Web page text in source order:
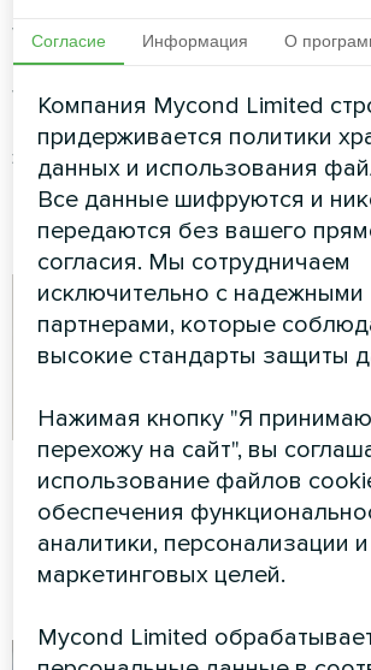
устойчивого отопления
безупречно независимо от
условий, обеспечивая
постоянный комфорт и
энергию.
См. также
Апартаменты
Термостат для пола Mycond
ORB Heat
Согласие Информация О
Компания Mycond Limited
придерживается политики
данных и использования
Все данные шифруются и
передаются без вашего
согласия. Мы сотрудничаем
исключительно с надежными
партнерами, которые
высокие стандарты защиты
Нажимая кнопку "Я
перехожу на сайт", вы
использование файлов
обеспечения
аналитики, персонализации и
маркетинговых целей.
Mycond Limited